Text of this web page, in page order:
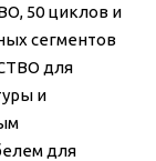
50 циклов и
сегментов
для
и
для